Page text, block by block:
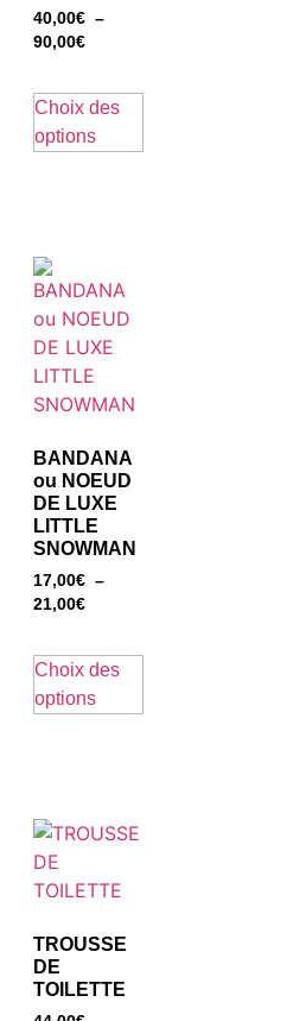
40,00€ –
90,00€
Choix des
options
BANDANA
ou NOEUD
DE LUXE
LITTLE
SNOWMAN
17,00€ –
21,00€
Choix des
options
TROUSSE
DE
TOILETTE